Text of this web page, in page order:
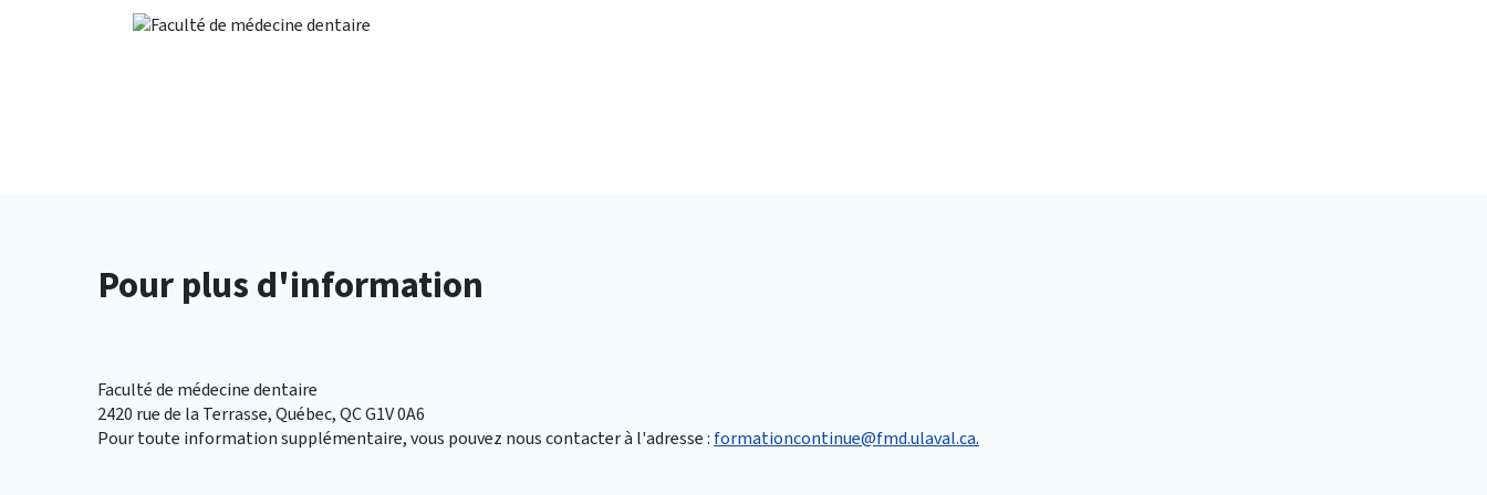
Pour plus d'information
Faculté de médecine dentaire
2420 rue de la Terrasse, Québec, QC G1V 0A6
Pour toute information supplémentaire, vous pouvez nous contacter à l'adresse : formationcontinue@fmd.ulaval.ca.